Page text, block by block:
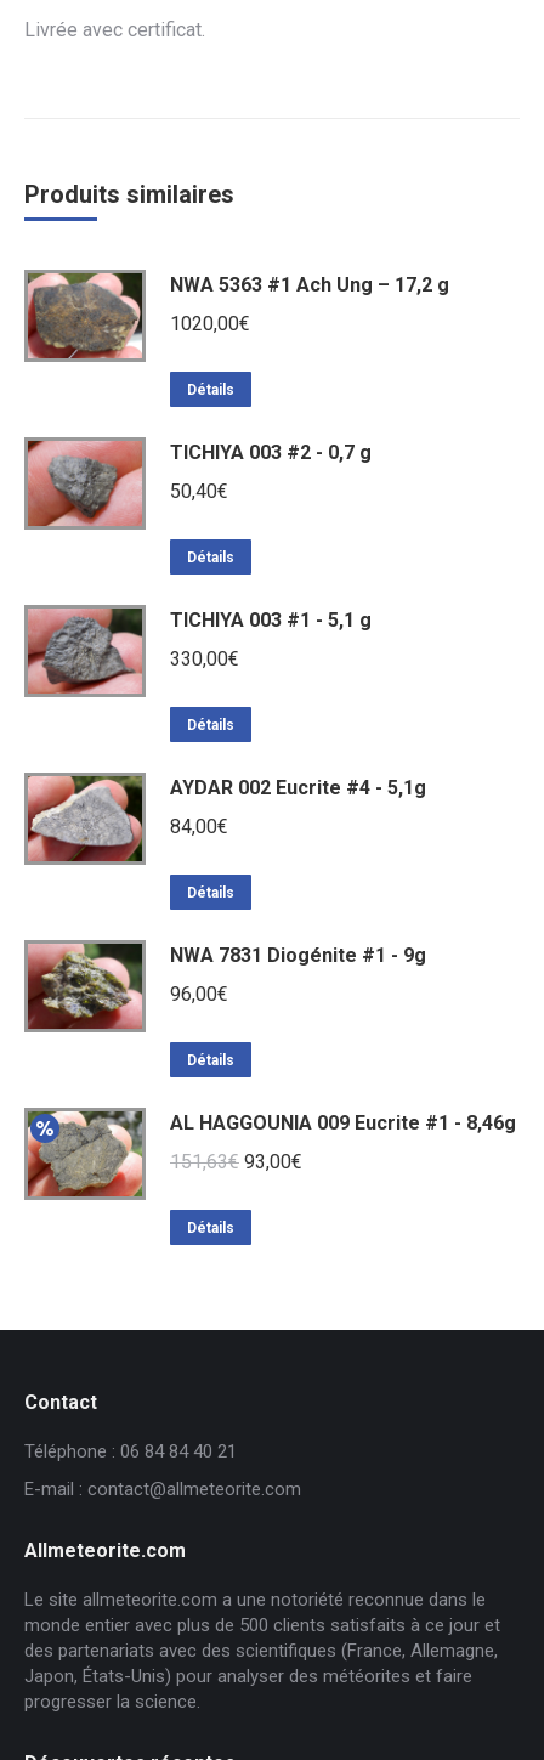
Livrée avec certificat.
Produits similaires
NWA 5363 #1 Ach Ung – 17,2 g
1020,00€
Détails
TICHIYA 003 #2 - 0,7 g
50,40€
Détails
TICHIYA 003 #1 - 5,1 g
330,00€
Détails
AYDAR 002 Eucrite #4 - 5,1g
84,00€
Détails
NWA 7831 Diogénite #1 - 9g
96,00€
Détails
AL HAGGOUNIA 009 Eucrite #1 - 8,46g
151,63€ Le
93,00€
Détails
Contact
Téléphone : 06 84 84 40 21
E-mail : contact@allmeteorite.com
Allmeteorite.com
Le site allmeteorite.com a une notoriété reconnue dans le
monde entier avec plus de 500 clients satisfaits à ce jour et
des partenariats avec des scientifiques (France, Allemagne,
Japon, États-Unis) pour analyser des météorites et faire
progresser la science.